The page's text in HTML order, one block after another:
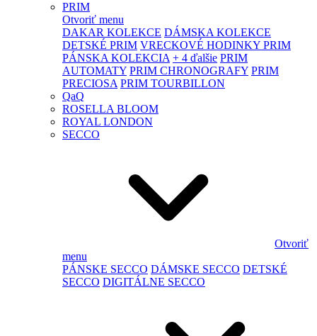
PRIM
Otvoriť menu
DAKAR KOLEKCE DÁMSKA KOLEKCE
DETSKÉ PRIM VRECKOVÉ HODINKY PRIM
PÁNSKA KOLEKCIA + 4 ďalšie PRIM
AUTOMATY PRIM CHRONOGRAFY PRIM
PRECIOSA PRIM TOURBILLON
QaQ
ROSELLA BLOOM
ROYAL LONDON
SECCO
Otvoriť
menu
PÁNSKE SECCO DÁMSKE SECCO DETSKÉ
SECCO DIGITÁLNE SECCO